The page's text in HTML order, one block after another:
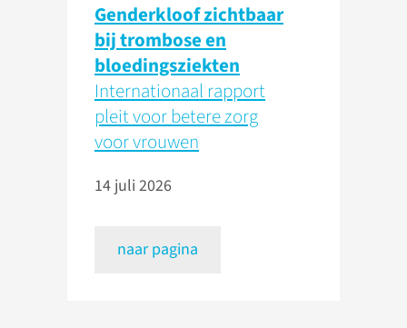
Genderkloof zichtbaar
bij trombose en
bloedingsziekten
Internationaal rapport
pleit voor betere zorg
voor vrouwen
14 juli 2026
naar pagina